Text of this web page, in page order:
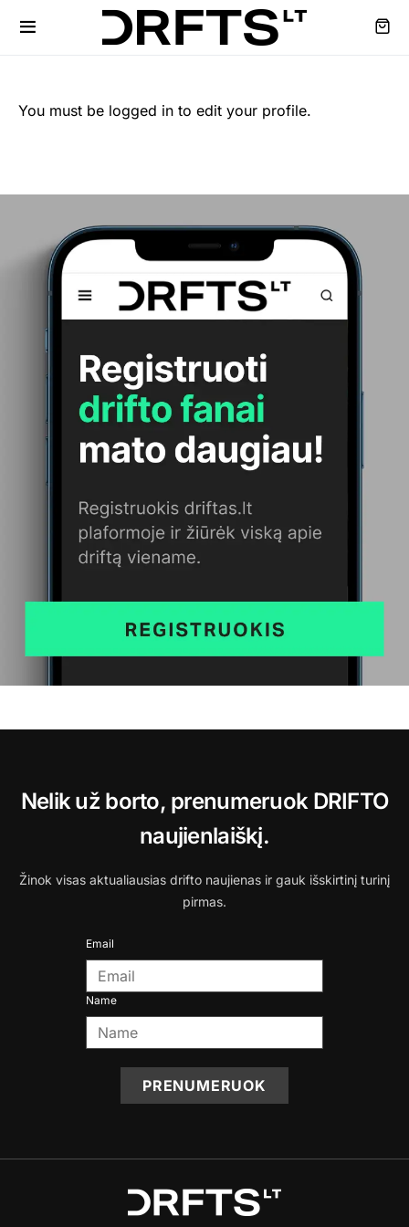
You must be logged in to edit your profile.
Nelik už borto, prenumeruok DRIFTO
naujienlaiškį.
Žinok visas aktualiausias drifto naujienas ir gauk išskirtinį turinį
pirmas.
Email
Name
PRENUMERUOK